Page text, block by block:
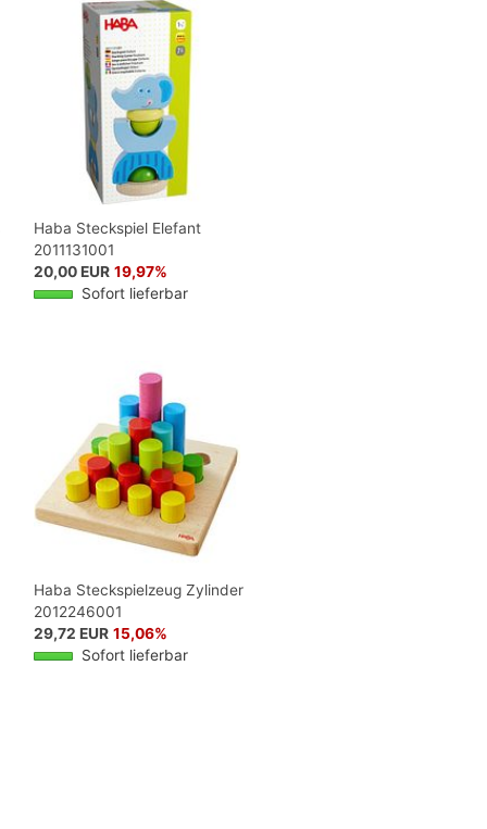
Haba Steckspiel Elefant
2011131001
20,00 EUR 19,97%
Sofort lieferbar
Haba Steckspielzeug Zylinder
2012246001
29,72 EUR 15,06%
Sofort lieferbar